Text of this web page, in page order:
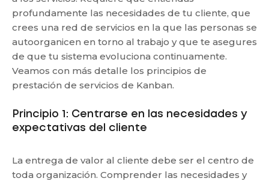
profundamente las necesidades de tu cliente, que
crees una red de servicios en la que las personas se
autoorganicen en torno al trabajo y que te asegures
de que tu sistema evoluciona continuamente.
Veamos con más detalle los principios de
prestación de servicios de Kanban.
Principio 1: Centrarse en las necesidades y
expectativas del cliente
La entrega de valor al cliente debe ser el centro de
toda organización. Comprender las necesidades y